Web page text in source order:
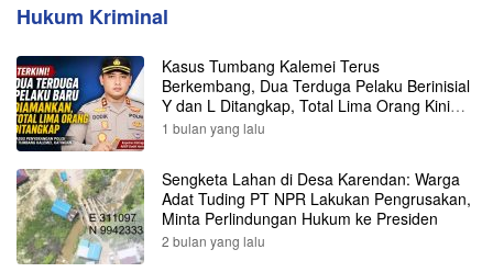
Hukum Kriminal
Kasus Tumbang Kalemei Terus
Berkembang, Dua Terduga Pelaku Berinisial
Y dan L Ditangkap, Total Lima Orang Kini
Diamankan Polisi
1 bulan yang lalu
Sengketa Lahan di Desa Karendan: Warga
Adat Tuding PT NPR Lakukan Pengrusakan,
Minta Perlindungan Hukum ke Presiden
2 bulan yang lalu